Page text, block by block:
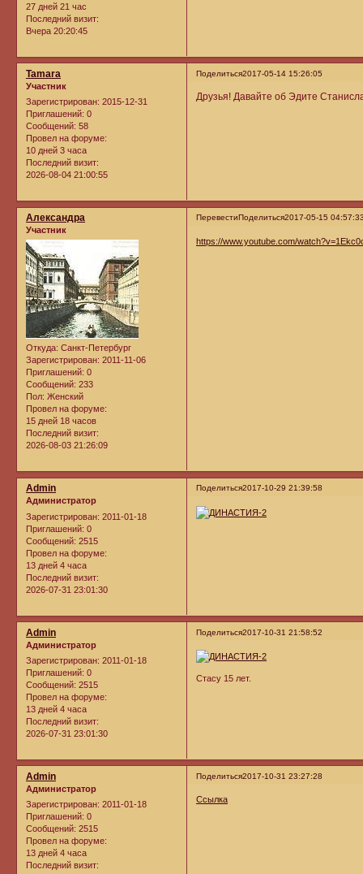
27 дней 21 час
Последний визит:
Вчера 20:20:45
Поделиться2017-05-14 15:26:05
Tamara
Участник
Зарегистрирован: 2015-12-31
Приглашений: 0
Сообщений: 58
Провел на форуме:
10 дней 3 часа
Последний визит:
2026-08-04 21:00:55
Друзья! Давайте об Эдите
ПеревестиПоделиться2017-05-15
Александра
Участник
Откуда: Санкт-Петербург
Зарегистрирован: 2011-11-06
Приглашений: 0
Сообщений: 233
Пол: Женский
Провел на форуме:
15 дней 18 часов
Последний визит:
2026-08-03 21:26:09
https://www.youtube.com/
Поделиться2017-10-29 21:39:58
Admin
Администратор
Зарегистрирован: 2011-01-18
Приглашений: 0
Сообщений: 2515
Провел на форуме:
13 дней 4 часа
Последний визит:
2026-07-31 23:01:30
Поделиться2017-10-31 21:58:52
Admin
Администратор
Зарегистрирован: 2011-01-18
Приглашений: 0
Сообщений: 2515
Провел на форуме:
13 дней 4 часа
Последний визит:
2026-07-31 23:01:30
Стасу 15 лет.
Поделиться2017-10-31 23:27:28
Admin
Администратор
Зарегистрирован: 2011-01-18
Приглашений: 0
Сообщений: 2515
Провел на форуме:
13 дней 4 часа
Последний визит:
Ссылка